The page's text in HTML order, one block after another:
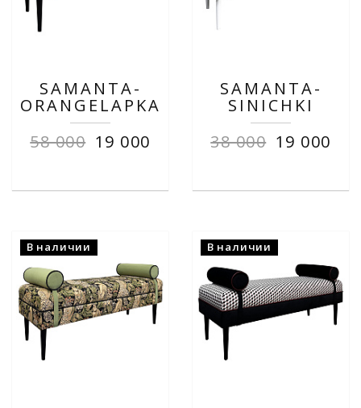
SAMANTA-
ORANGELAPKA
58 000 19 000
SAMANTA-
SINICHKI
38 000 19 000
В наличии В наличии